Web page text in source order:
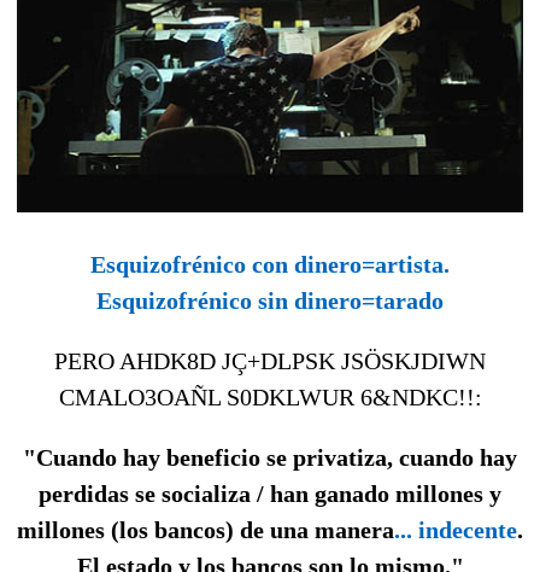
Esquizofrénico con dinero=artista.
Esquizofrénico sin dinero=tarado
PERO AHDK8D JÇ+DLPSK JSÖSKJDIWN
CMALO3OAÑL S0DKLWUR 6&NDKC!!:
"Cuando hay beneficio se privatiza, cuando hay
perdidas se socializa / han ganado millones y
millones (los bancos) de una manera... indecente.
El estado y los bancos son lo mismo."